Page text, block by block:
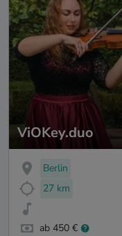
ViOKey.duo
Berlin
27 km
ab 450 €